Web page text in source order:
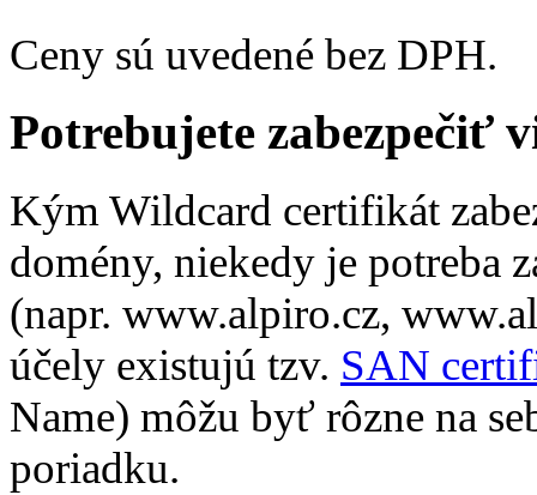
Ceny sú uvedené bez DPH.
Potrebujete zabezpečiť
Kým Wildcard certifikát
domény, niekedy je potreba
(napr. www.alpiro.cz,
účely existujú tzv. SAN
Name) môžu byť rôzne na
poriadku.